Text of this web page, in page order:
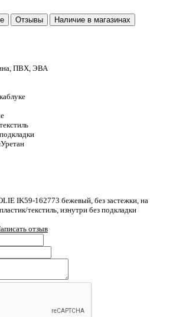
Отзывы
Наличие в магазинах
ПВХ, ЭВА
IK59-162773 бежевый, без застежки, на
текстиль, изнутри без подкладки
отзыв